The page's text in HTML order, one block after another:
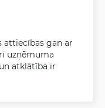
attiecības gan ar
uzņēmuma
atklātība ir